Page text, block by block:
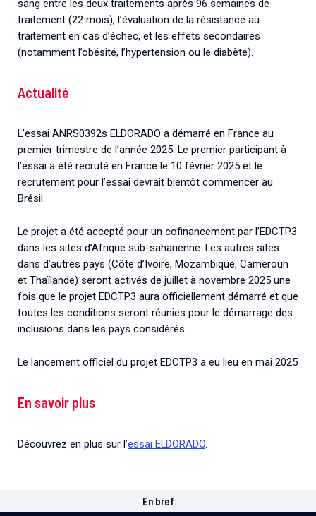
sang entre les deux traitements après 96 semaines de
traitement (22 mois), l’évaluation de la résistance au
traitement en cas d’échec, et les effets secondaires
(notamment l’obésité, l’hypertension ou le diabète).
Actualité
L’essai ANRS0392s ELDORADO a démarré en France au
premier trimestre de l’année 2025. Le premier participant à
l’essai a été recruté en France le 10 février 2025 et le
recrutement pour l’essai devrait bientôt commencer au
Brésil.
Le projet a été accepté pour un cofinancement par l’EDCTP3
dans les sites d’Afrique sub-saharienne. Les autres sites
dans d’autres pays (Côte d’Ivoire, Mozambique, Cameroun
et Thaïlande) seront activés de juillet à novembre 2025 une
fois que le projet EDCTP3 aura officiellement démarré et que
toutes les conditions seront réunies pour le démarrage des
inclusions dans les pays considérés.
Le lancement officiel du projet EDCTP3 a eu lieu en mai 2025
En savoir plus
Découvrez en plus sur l’essai ELDORADO
En bref